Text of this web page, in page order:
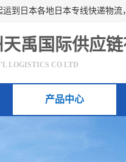
天禹国际供应
LOGISTICS CO LTD
产品中心